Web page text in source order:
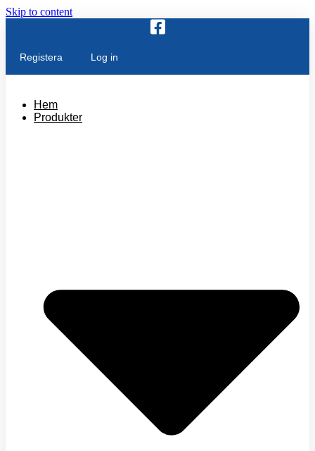
Skip to content
Registera Log in
Hem
Produkter